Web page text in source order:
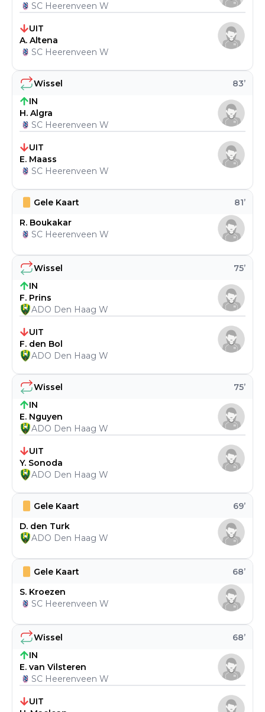
Wissel 68’
IN
E. van Vilsteren
SC Heerenveen W
UIT
Gele Kaart 68’
S. Kroezen
SC Heerenveen W
Gele Kaart 69’
D. den Turk
ADO Den Haag W
Wissel 75’
IN
E. Nguyen
ADO Den Haag W
UIT
Y. Sonoda
ADO Den Haag W
Wissel 75’
IN
F. Prins
ADO Den Haag W
UIT
F. den Bol
ADO Den Haag W
Gele Kaart 81’
R. Boukakar
SC Heerenveen W
Wissel 83’
IN
H. Algra
SC Heerenveen W
UIT
E. Maass
SC Heerenveen W
SC Heerenveen W
UIT
A. Altena
SC Heerenveen W